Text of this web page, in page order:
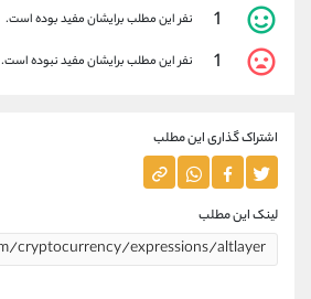
1 نفر این مطلب برایشان مفید بوده است.
1 نفر این مطلب برایشان مفید نبوده است.
اشتراک گذاری این مطلب
لینک این مطلب